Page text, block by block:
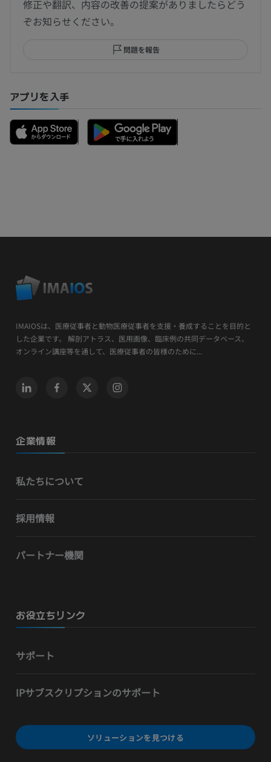
修正や翻訳、内容の改善の提案がありましたらどう
ぞお知らせください。
問題を報告
アプリを入手
IMAIOSは、医療従事者と動物医療従事者を支援・養成することを目的と
した企業です。 解剖アトラス、医用画像、臨床例の共同データベース、
オンライン講座等を通して、医療従事者の皆様のために...
企業情報
私たちについて
採用情報
パートナー機関
お役立ちリンク
サポート
IPサブスクリプションのサポート
ソリューションを見つける